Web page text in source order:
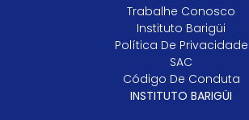
Trabalhe Conosco
Instituto Barigüi
Política De Privacidade
SAC
Código De Conduta
INSTITUTO BARIGÜI